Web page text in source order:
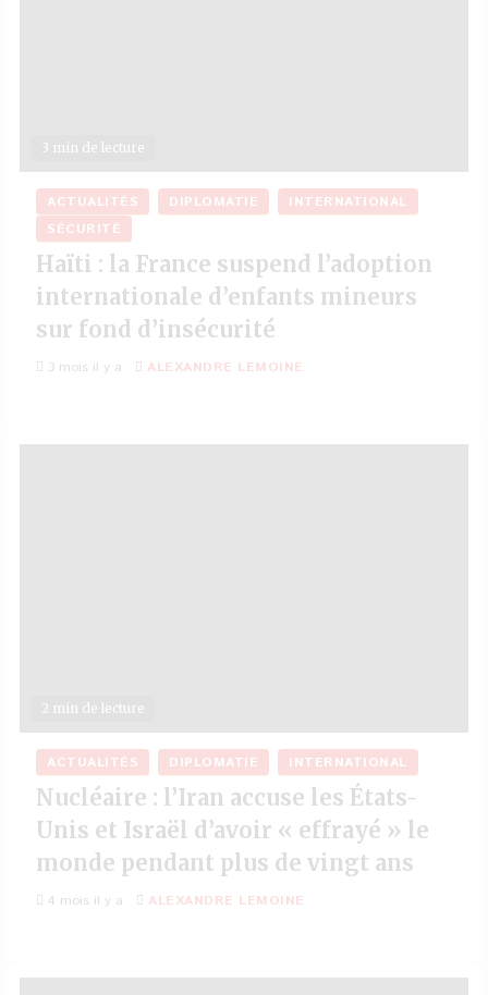
3 min de lecture
ACTUALITÉS DIPLOMATIE
INTERNATIONAL
SÉCURITÉ
Haïti : la France suspend l’adoption
internationale d’enfants mineurs
sur fond d’insécurité
3 mois il y a ALEXANDRE LEMOINE
2 min de lecture
ACTUALITÉS DIPLOMATIE INTERNATIONAL
Nucléaire : l’Iran accuse les États-
Unis et Israël d’avoir « effrayé » le
monde pendant plus de vingt ans
4 mois il y a ALEXANDRE LEMOINE